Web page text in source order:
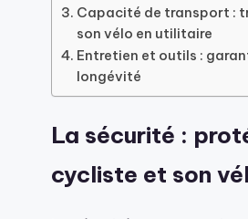
Capacité de transport :
son vélo en utilitaire
Entretien et outils :
longévité
La sécurité :
cycliste et son